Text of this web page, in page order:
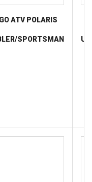
ATV POLARIS
SPORTSMAN